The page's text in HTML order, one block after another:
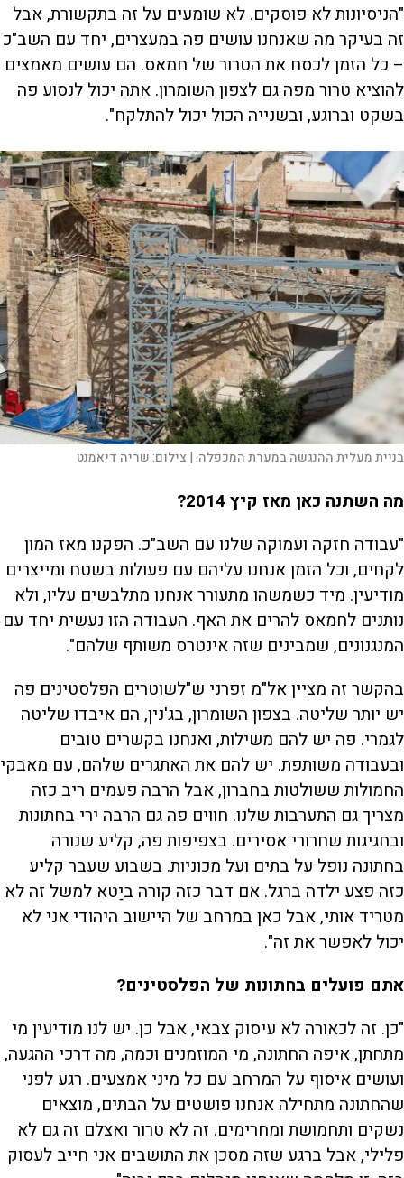
"הניסיונות לא פוסקים. לא שומעים על זה בתקשורת, אבל
זה בעיקר מה שאנחנו עושים פה במעצרים, יחד עם השב"כ
– כל הזמן לכסח את הטרור של חמאס. הם עושים מאמצים
להוציא טרור מפה גם לצפון השומרון. אתה יכול לנסוע פה
בשקט וברוגע, ובשנייה הכול יכול להתלקח".
בניית מעלית ההנגשה במערת המכפלה. | צילום:שריה דיאמנט
מה השתנה כאן מאז קיץ 2014?
"עבודה חזקה ועמוקה שלנו עם השב"כ. הפקנו מאז המון
לקחים, וכל הזמן אנחנו עליהם עם פעולות בשטח ומייצרים
מודיעין. מיד כשמשהו מתעורר אנחנו מתלבשים עליו, ולא
נותנים לחמאס להרים את האף. העבודה הזו נעשית יחד עם
המנגנונים, שמבינים שזה אינטרס משותף שלהם".
בהקשר זה מציין אל"מ זפרני ש"לשוטרים הפלסטינים פה
יש יותר שליטה. בצפון השומרון, בג'נין, הם איבדו שליטה
לגמרי. פה יש להם משילות, ואנחנו בקשרים טובים
ובעבודה משותפת. יש להם את האתגרים שלהם, עם מאבקי
החמולות ששולטות בחברון, אבל הרבה פעמים ריב כזה
מצריך גם התערבות שלנו. חווים פה גם הרבה ירי בחתונות
ובחגיגות שחרורי אסירים. בצפיפות פה, קליע שנורה
בחתונה נופל על בתים ועל מכוניות. בשבוע שעבר קליע
כזה פצע ילדה ברגל. אם דבר כזה קורה ביַטא למשל זה לא
מטריד אותי, אבל כאן במרחב של היישוב היהודי אני לא
יכול לאפשר את זה".
אתם פועלים בחתונות של הפלסטינים?
"כן. זה לכאורה לא עיסוק צבאי, אבל כן. יש לנו מודיעין מי
מתחתן, איפה החתונה, מי המוזמנים וכמה, מה דרכי ההגעה,
ועושים איסוף על המרחב עם כל מיני אמצעים. רגע לפני
שהחתונה מתחילה אנחנו פושטים על הבתים, מוצאים
נשקים ותחמושת ומחרימים. זה לא טרור ואצלם זה גם לא
פלילי, אבל ברגע שזה מסכן את התושבים אני חייב לעסוק